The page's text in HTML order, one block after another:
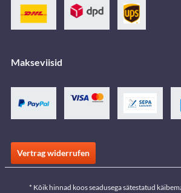
Makseviisid
Vertrag widerrufen
* Kõik hinnad koos seadusega sätestatud